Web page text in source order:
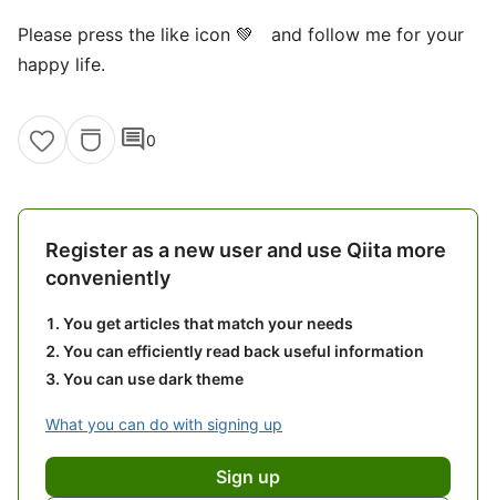
Please press the like icon 💚 and follow me for your
happy life.
comment0
Register as a new user and use Qiita more
conveniently
You get articles that match your needs
You can efficiently read back useful information
You can use dark theme
What you can do with signing up
Sign up